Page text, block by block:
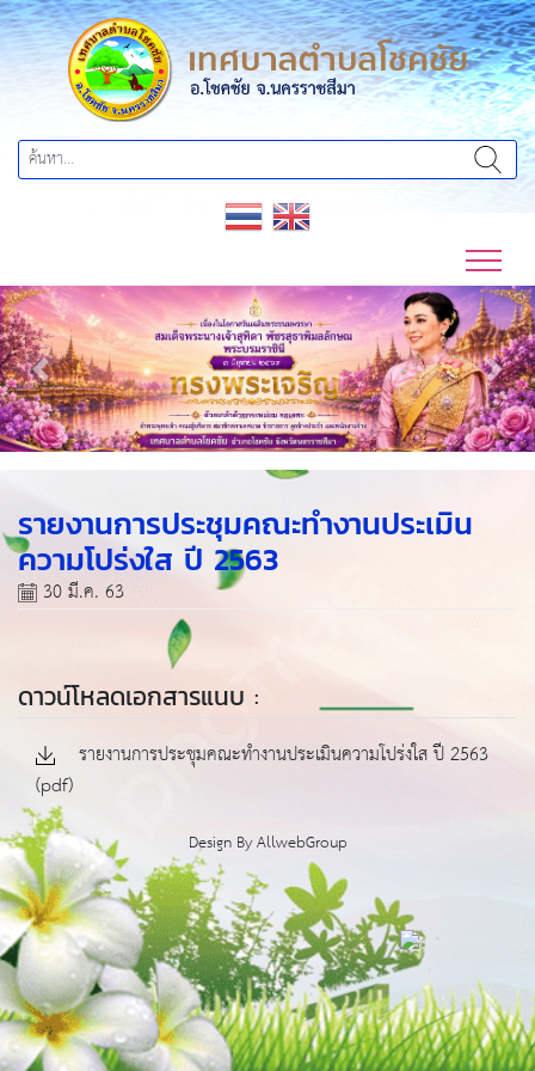
Previous Next
รายงานการประชุมคณะทำงานประเมิน
ความโปร่งใส ปี 2563
30 มี.ค. 63
ดาวน์โหลดเอกสารแนบ :
รายงานการประชุมคณะทำงานประเมินความโปร่งใส ปี 2563
(pdf)
Design ByAllwebGroup